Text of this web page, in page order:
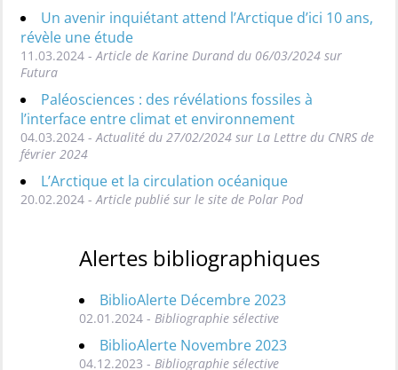
Un avenir inquiétant attend l’Arctique d’ici 10 ans,
révèle une étude
11.03.2024 - Article de Karine Durand du 06/03/2024 sur
Futura
Paléosciences : des révélations fossiles à
l’interface entre climat et environnement
04.03.2024 - Actualité du 27/02/2024 sur La Lettre du CNRS de
février 2024
L’Arctique et la circulation océanique
20.02.2024 - Article publié sur le site de Polar Pod
Alertes bibliographiques
BiblioAlerte Décembre 2023
02.01.2024 - Bibliographie sélective
BiblioAlerte Novembre 2023
04.12.2023 - Bibliographie sélective